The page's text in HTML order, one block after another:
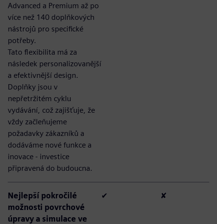
Advanced a Premium až po
více než 140 doplňkových
nástrojů pro specifické
potřeby.
Tato flexibilita má za
následek personalizovanější
a efektivnější design.
Doplňky jsou v
nepřetržitém cyklu
vydávání, což zajišťuje, že
vždy začleňujeme
požadavky zákazníků a
dodáváme nové funkce a
inovace - investice
připravená do budoucna.
Nejlepší pokročilé
možnosti povrchové
úpravy a simulace ve
✔ ✘